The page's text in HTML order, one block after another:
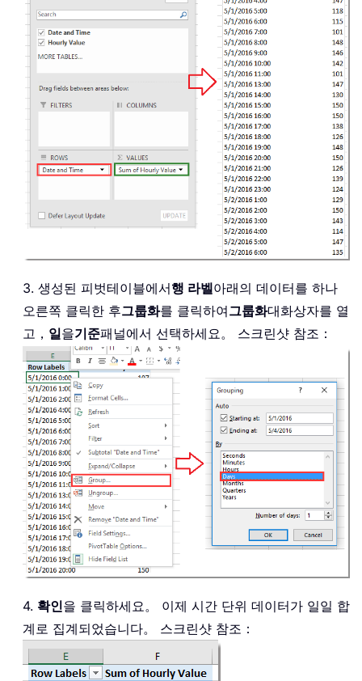
3. 생성된 피벗테이블에서행 라벨아래의 데이터를 하나
오른쪽 클릭한 후그룹화를 클릭하여그룹화대화상자를 열
고， 일을기준패널에서 선택하세요。 스크린샷 참조：
4. 확인을 클릭하세요。 이제 시간 단위 데이터가 일일 합
계로 집계되었습니다。 스크린샷 참조：